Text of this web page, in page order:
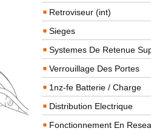
Retroviseur (int)
Sieges
Systemes De Retenue
Verrouillage Des Portes
1nz-fe Batterie / Charge
Distribution Electrique
Fonctionnement En